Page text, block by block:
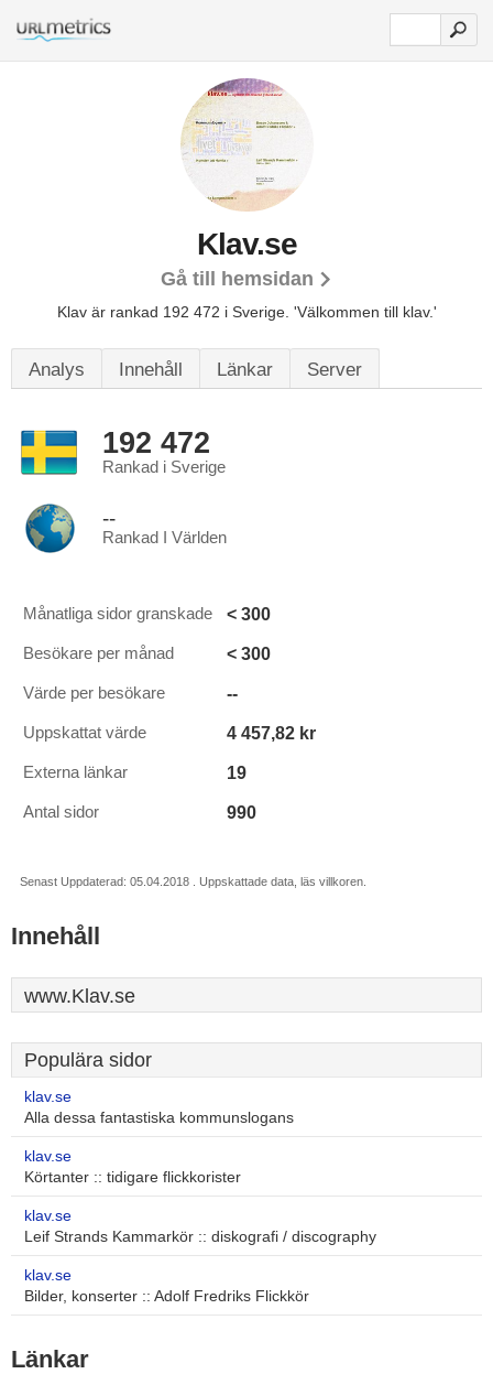
Klav.se
Gå till hemsidan
Klav är rankad 192 472 i Sverige. 'Välkommen till klav.'
Analys Innehåll Länkar Server
192 472
Rankad i Sverige
--
Rankad I Världen
Månatliga sidor granskade < 300
Besökare per månad < 300
Värde per besökare --
Uppskattat värde 4 457,82 kr
Externa länkar 19
Antal sidor 990
Senast Uppdaterad: 05.04.2018 . Uppskattade data, läs villkoren.
Innehåll
www.Klav.se
Populära sidor
klav.se
Alla dessa fantastiska kommunslogans
klav.se
Körtanter :: tidigare flickkorister
klav.se
Leif Strands Kammarkör :: diskografi / discography
klav.se
Bilder, konserter :: Adolf Fredriks Flickkör
Länkar